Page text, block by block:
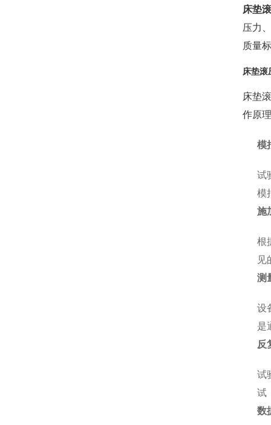
床垫
压力
质量
床垫滚
床垫
作原
模
试
模
施
根
见
测
设
是
反
试
试
数